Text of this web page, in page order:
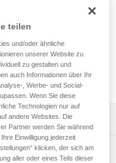
ARIA 1R RGB und
teilen
und/oder ähnliche
unserer Website zu
zu gestalten und
auch Informationen über Ihr
, Werbe- und Social-
Wenn Sie diese
Technologien nur auf
andere Websites. Die
Partner werden Sie während
Einwilligung jederzeit
klicken, der sich am
aller oder eines Teils dieser